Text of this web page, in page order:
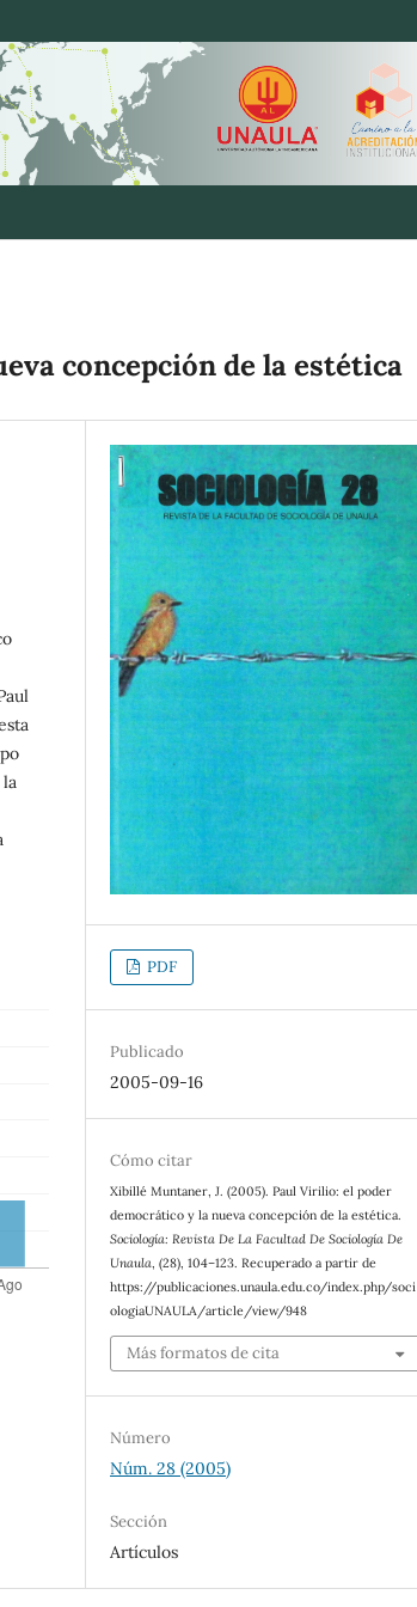
concepción de la estética
PDF
Publicado
2005-09-16
Cómo citar
Xibillé Muntaner, J. (2005). Paul Virilio: el poder
democrático y la nueva concepción de la estética.
Sociología: Revista De La Facultad De Sociología De
Unaula, (28), 104–123. Recuperado a partir de
https://publicaciones.unaula.edu.co/index.php/soci
ologiaUNAULA/article/view/948
Más formatos de cita
Número
Núm. 28 (2005)
Sección
Artículos